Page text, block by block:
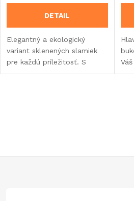
DETAIL
Elegantný a ekologický
variant sklenených slamiek
pre každú príležitosť. S
farebným rozlíšením v dvoch